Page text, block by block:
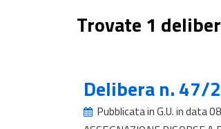
Trovate 1
Delibera n. 47/
Pubblicata in G.U. in data